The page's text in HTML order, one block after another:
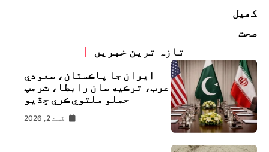
کھیل
صحت
تازہ ترین خبریں
ايران جا پاڪستان، سعودي
عرب، ترڪيه سان رابطا، ٽرمپ
حملو ملتوي ڪري ڇڏيو
اگست 2, 2026